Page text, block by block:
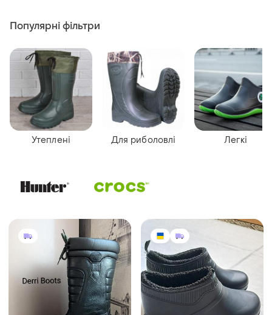
Популярні фільтри
Утеплені Для риболовлі Легкі